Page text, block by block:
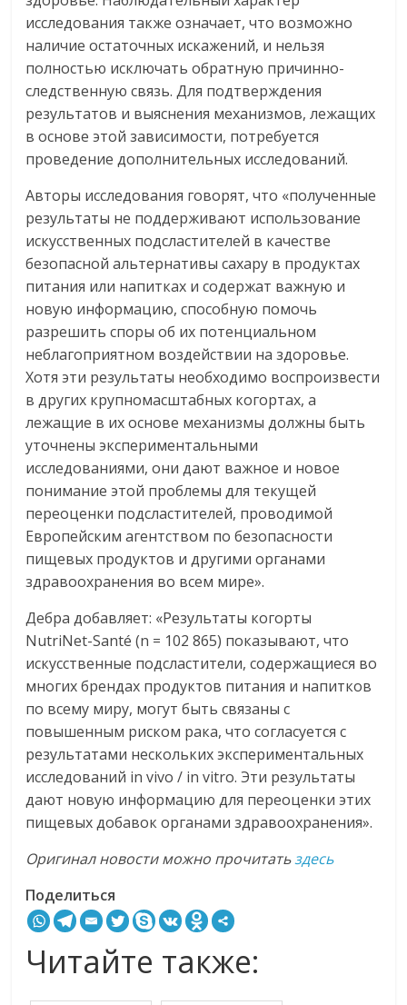
исследования также означает, что возможно
наличие остаточных искажений, и нельзя
полностью исключать обратную причинно-
следственную связь. Для подтверждения
результатов и выяснения механизмов, лежащих
в основе этой зависимости, потребуется
проведение дополнительных исследований.
Авторы исследования говорят, что «полученные
результаты не поддерживают использование
искусственных подсластителей в качестве
безопасной альтернативы сахару в продуктах
питания или напитках и содержат важную и
новую информацию, способную помочь
разрешить споры об их потенциальном
неблагоприятном воздействии на здоровье.
Хотя эти результаты необходимо воспроизвести
в других крупномасштабных когортах, а
лежащие в их основе механизмы должны быть
уточнены экспериментальными
исследованиями, они дают важное и новое
понимание этой проблемы для текущей
переоценки подсластителей, проводимой
Европейским агентством по безопасности
пищевых продуктов и другими органами
здравоохранения во всем мире».
Дебра добавляет: «Результаты когорты
NutriNet-Santé (n = 102 865) показывают, что
искусственные подсластители, содержащиеся во
многих брендах продуктов питания и напитков
по всему миру, могут быть связаны с
повышенным риском рака, что согласуется с
результатами нескольких экспериментальных
исследований in vivo / in vitro. Эти результаты
дают новую информацию для переоценки этих
пищевых добавок органами здравоохранения».
Оригинал новости можно прочитатьздесь
Поделиться
Читайте также: